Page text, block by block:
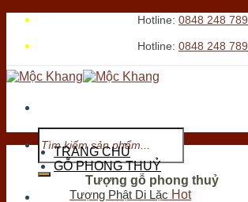
Skip
content
Hotline: 0848 248 789
Hotline: 0848 248 789
Tìm
kiếm:
Tới xem cửa hàng
TRANG CHỦ
GỖ PHONG THUỶ
Tượng gỗ phong thuỷ
Tượng Phật Di Lặc